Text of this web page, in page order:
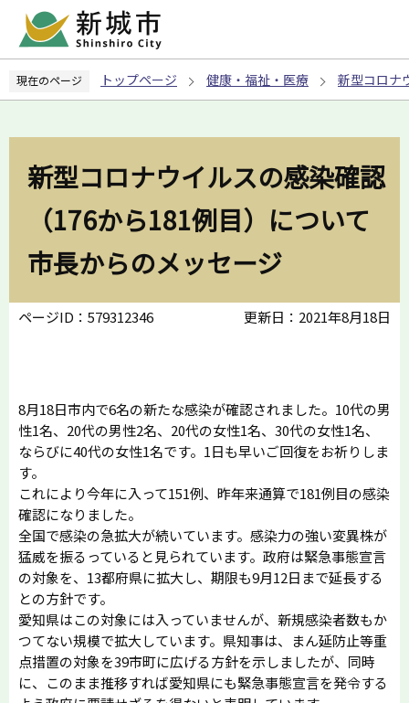
ペ
の
現在のページ トップページ 健康・福祉・医療 新型コロナ
新型コロナウイルスの感染確認
（176から181例目）について
市長からのメッセージ
ページID：579312346 更新日：2021年8月18日
8月18日市内で6名の新たな感染が確認されました。10代の男
性1名、20代の男性2名、20代の女性1名、30代の女性1名、
ならびに40代の女性1名です。1日も早いご回復をお祈りしま
す。
これにより今年に入って151例、昨年来通算で181例目の感染
確認になりました。
全国で感染の急拡大が続いています。感染力の強い変異株が
猛威を振るっていると見られています。政府は緊急事態宣言
の対象を、13都府県に拡大し、期限も9月12日まで延長する
との方針です。
愛知県はこの対象には入っていませんが、新規感染者数もか
つてない規模で拡大しています。県知事は、まん延防止等重
点措置の対象を39市町に広げる方針を示しましたが、同時
に、このまま推移すれば愛知県にも緊急事態宣言を発令する